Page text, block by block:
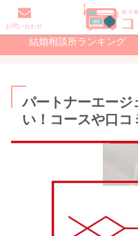
初めての婚活で読む記事
結婚相談所ランキング
パートナーエージ
い！コースや口コ
お問い合わせ